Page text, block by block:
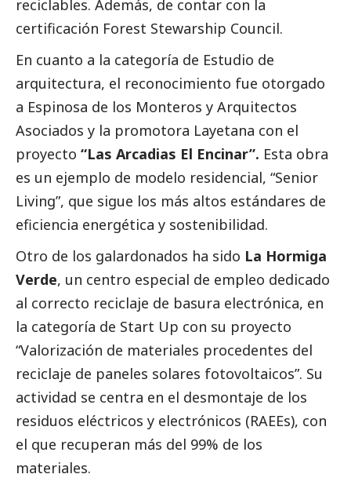
reciclables. Además, de contar con la
certificación Forest Stewarship Council.
En cuanto a la categoría de Estudio de
arquitectura, el reconocimiento fue otorgado
a Espinosa de los Monteros y Arquitectos
Asociados y la promotora Layetana con el
proyecto “Las Arcadias El Encinar”. Esta obra
es un ejemplo de modelo residencial, “Senior
Living”, que sigue los más altos estándares de
eficiencia energética y sostenibilidad.
Otro de los galardonados ha sido La Hormiga
Verde, un centro especial de empleo dedicado
al correcto reciclaje de basura electrónica, en
la categoría de Start Up con su proyecto
“Valorización de materiales procedentes del
reciclaje de paneles solares fotovoltaicos”. Su
actividad se centra en el desmontaje de los
residuos eléctricos y electrónicos (RAEEs), con
el que recuperan más del 99% de los
materiales.